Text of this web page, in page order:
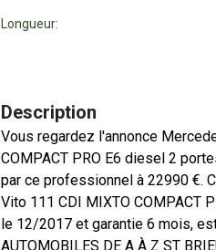
Longueur:
Description
Vous regardez l'annonce
COMPACT PRO E6 diesel 2
par ce professionnel à 22990 €.
Vito 111 CDI MIXTO COMPACT
le 12/2017 et garantie 6 mois,
AUTOMOBILES DE A À Z ST